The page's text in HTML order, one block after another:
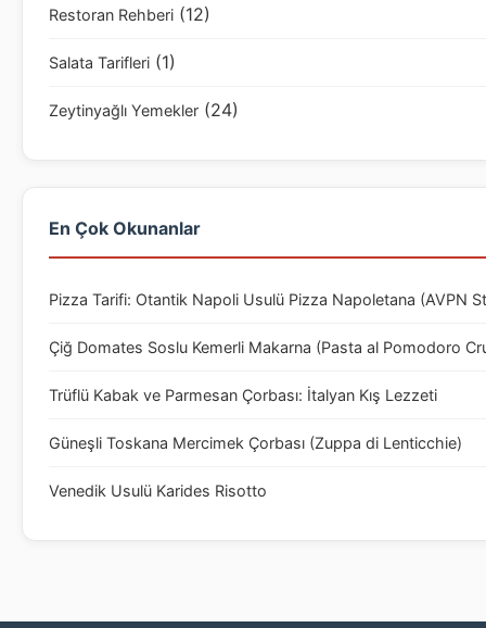
Restoran Rehberi (12)
Salata Tarifleri (1)
Zeytinyağlı Yemekler (24)
En Çok Okunanlar
Pizza Tarifi: Otantik Napoli Usulü Pizza Napoletana (AVPN
Çiğ Domates Soslu Kemerli Makarna (Pasta al Pomodoro
Trüflü Kabak ve Parmesan Çorbası: İtalyan Kış Lezzeti
Güneşli Toskana Mercimek Çorbası (Zuppa di Lenticchie)
Venedik Usulü Karides Risotto